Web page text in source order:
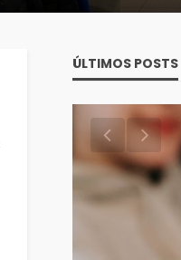
ÚLTIMOS POSTS